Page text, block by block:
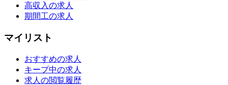
高収入の求人
期間工の求人
マイリスト
おすすめの求人
キープ中の求人
求人の閲覧履歴